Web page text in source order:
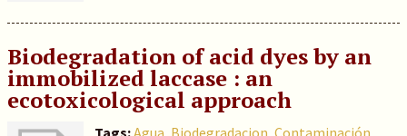
Biodegradation of acid dyes by an
immobilized laccase : an
ecotoxicological approach
Tags:Agua, Biodegradacion, Contaminación